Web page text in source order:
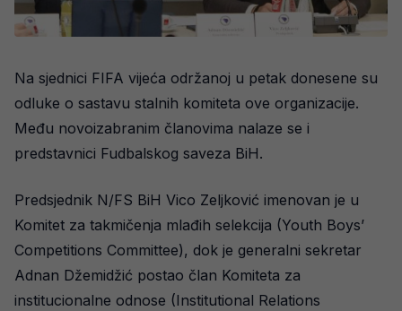
Na sjednici FIFA vijeća održanoj u petak donesene su
odluke o sastavu stalnih komiteta ove organizacije.
Među novoizabranim članovima nalaze se i
predstavnici Fudbalskog saveza BiH.
Predsjednik N/FS BiH Vico Zeljković imenovan je u
Komitet za takmičenja mlađih selekcija (Youth Boys’
Competitions Committee), dok je generalni sekretar
Adnan Džemidžić postao član Komiteta za
institucionalne odnose (Institutional Relations